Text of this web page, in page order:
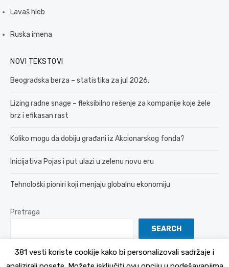
Lavaš hleb
Ruska imena
NOVI TEKSTOVI
Beogradska berza – statistika za jul 2026.
Lizing radne snage – fleksibilno rešenje za kompanije koje žele
brz i efikasan rast
Koliko mogu da dobiju građani iz Akcionarskog fonda?
Inicijativa Pojas i put ulazi u zelenu novu eru
Tehnološki pioniri koji menjaju globalnu ekonomiju
Pretraga
SEARCH
381 vesti koriste cookije kako bi personalizovali sadržaje i